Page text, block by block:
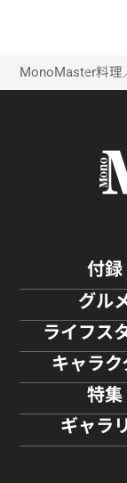
MonoMaster料理
付録
グル
ライフス
キャラ
特集
ギャラ